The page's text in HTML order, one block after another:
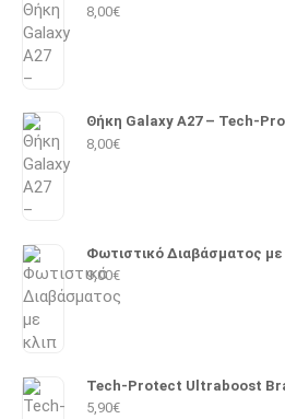
8,00€
Θήκη Galaxy A27 – Tech-
8,00€
9,00€
5,90€